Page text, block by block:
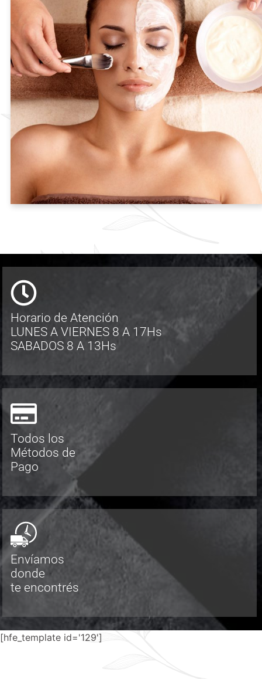
Horario de Atención
LUNES A VIERNES 8 A 17Hs
SABADOS 8 A 13Hs
Todos los
Métodos de
Pago
Envíamos
donde
te encontrés
[hfe_template id='129']